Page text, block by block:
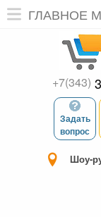
ГЛАВНОЕ
+7(343)
Задать
вопрос
Шоу-